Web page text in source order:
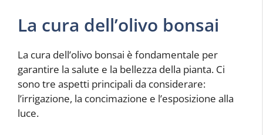
La cura dell’olivo bonsai
La cura dell’olivo bonsai è fondamentale per
garantire la salute e la bellezza della pianta. Ci
sono tre aspetti principali da considerare:
l’irrigazione, la concimazione e l’esposizione alla
luce.